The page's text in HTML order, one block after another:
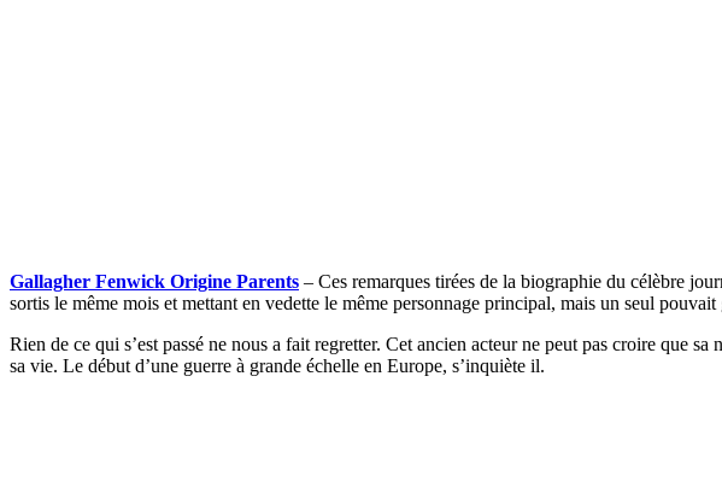
Gallagher Fenwick Origine Parents – Ces remarques tirées de la biographie du célèbre
sortis le même mois et mettant en vedette le même personnage principal, mais un seul pouvait
Rien de ce qui s’est passé ne nous a fait regretter. Cet ancien acteur ne peut pas croire que
sa vie. Le début d’une guerre à grande échelle en Europe, s’inquiète il.